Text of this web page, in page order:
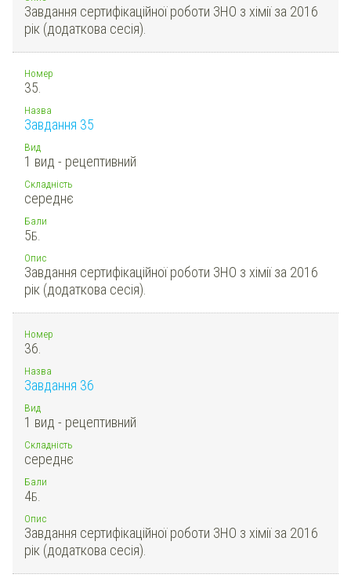
Завдання сертифікаційної роботи ЗНО з хімії за 2016
рік (додаткова сесія).
Номер
35.
Назва
Завдання 35
Вид
1 вид - рецептивний
Складність
середнє
Бали
5Б.
Опис
Завдання сертифікаційної роботи ЗНО з хімії за 2016
рік (додаткова сесія).
Номер
36.
Назва
Завдання 36
Вид
1 вид - рецептивний
Складність
середнє
Бали
4Б.
Опис
Завдання сертифікаційної роботи ЗНО з хімії за 2016
рік (додаткова сесія).